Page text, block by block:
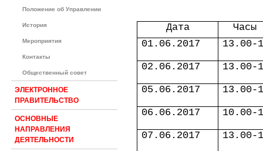
Положение об Управлении
История
Мероприятия
Контакты
Общественный совет
ЭЛЕКТРОННОЕ
ПРАВИТЕЛЬСТВО
ОСНОВНЫЕ
НАПРАВЛЕНИЯ
ДЕЯТЕЛЬНОСТИ
Дата
Часы
01.06.2017
13.00-
02.06.2017 13.00-
05.06.2017 13.00-
06.06.2017 10.00-
07.06.2017 13.00-